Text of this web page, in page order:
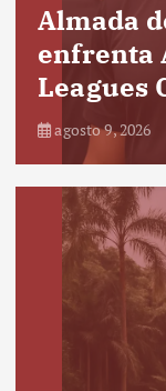
Almada
enfrenta
Leagues
agosto 9, 2026